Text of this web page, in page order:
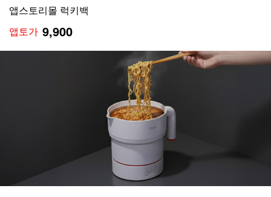
앱스토리몰 럭키백
앱토가 9,900